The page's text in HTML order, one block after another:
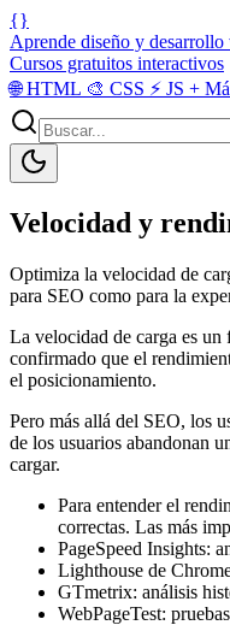
{}
Aprende diseño y desarrollo
Cursos gratuitos interactivos
🌐HTML 🎨 CSS ⚡ JS +
Velocidad y
Optimiza la velocidad de
para SEO como para la
La velocidad de carga es
confirmado que el
el posicionamiento.
Pero más allá del SEO, los
de los usuarios abandonan
cargar.
Para entender el
correctas. Las más
PageSpeed Insights:
Lighthouse de
GTmetrix: análisis
WebPageTest: